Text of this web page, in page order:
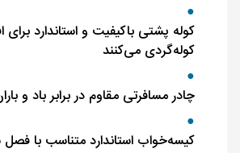
کوله پشتی باکیفیت و استاندارد برای
کوله‌گردی می‌کنند
چادر مسافرتی مقاوم در برابر باد و
کیسه‌خواب استاندارد متناسب با